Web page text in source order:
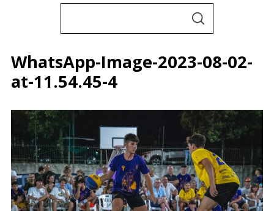
c
a
e
r
:
C
A
WhatsApp-Image-2023-08-02-
at-11.54.45-4
e
r
c
a
p
e
r
: